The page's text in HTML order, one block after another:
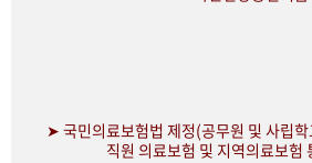
➤ 국민의료보험법 제정(공무원 및 사립학
직원 의료보험 및 지역의료보험